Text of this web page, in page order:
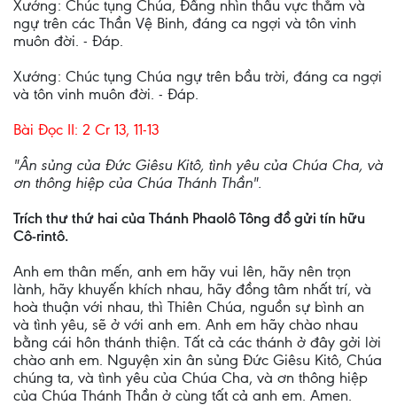
Xướng: Chúc tụng Chúa, Ðấng nhìn thấu vực thẳm và
ngự trên các Thần Vệ Binh, đáng ca ngợi và tôn vinh
muôn đời. - Ðáp.
Xướng: Chúc tụng Chúa ngự trên bầu trời, đáng ca ngợi
và tôn vinh muôn đời. - Ðáp.
Bài Ðọc II: 2 Cr 13, 11-13
"Ân sủng của Ðức Giêsu Kitô, tình yêu của Chúa Cha, và
ơn thông hiệp của Chúa Thánh Thần".
Trích thư thứ hai của Thánh Phaolô Tông đồ gửi tín hữu
Cô-rintô.
Anh em thân mến, anh em hãy vui lên, hãy nên trọn
lành, hãy khuyến khích nhau, hãy đồng tâm nhất trí, và
hoà thuận với nhau, thì Thiên Chúa, nguồn sự bình an
và tình yêu, sẽ ở với anh em. Anh em hãy chào nhau
bằng cái hôn thánh thiện. Tất cả các thánh ở đây gởi lời
chào anh em. Nguyện xin ân sủng Ðức Giêsu Kitô, Chúa
chúng ta, và tình yêu của Chúa Cha, và ơn thông hiệp
của Chúa Thánh Thần ở cùng tất cả anh em. Amen.